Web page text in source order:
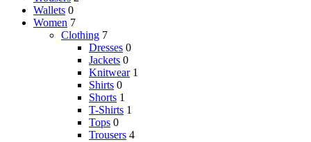
Wallets 0
Women 7
Clothing 7
Dresses 0
Jackets 0
Knitwear 1
Shirts 0
Shorts 1
T-Shirts 1
Tops 0
Trousers 4